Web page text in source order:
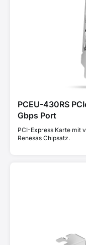
PCEU-430RS
Gbps Port
PCI-Express Karte mit
Renesas Chipsatz.